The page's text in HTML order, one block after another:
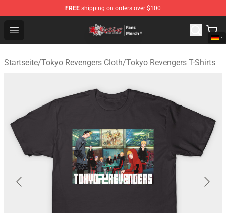
FREE shipping on orders over $100
Open menu
Tokyo Revengers Store - Official Tokyo Revengers
Startseite/Tokyo Revengers Cloth/Tokyo Revengers T-Shirts